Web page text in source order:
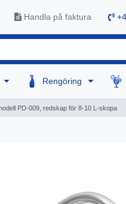
Handla på faktura
Rengöring
PD-009, redskap för 8-10 L-skopa